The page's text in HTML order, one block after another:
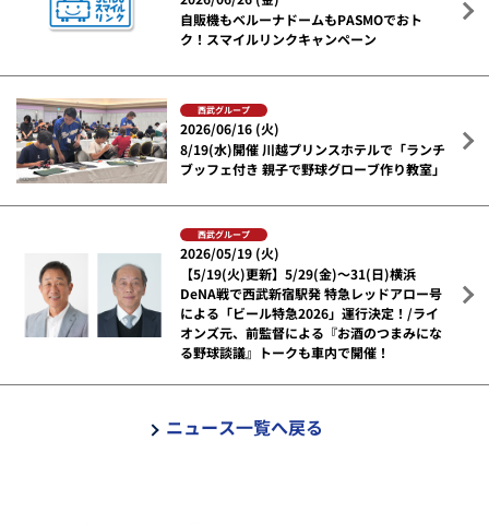
自販機もベルーナドームもPASMOでおト
ク！スマイルリンクキャンペーン
西武グループ
2026/06/16 (火)
8/19(水)開催 川越プリンスホテルで「ランチ
ブッフェ付き 親子で野球グローブ作り教室」
西武グループ
2026/05/19 (火)
【5/19(火)更新】5/29(金)～31(日)横浜
DeNA戦で西武新宿駅発 特急レッドアロー号
による「ビール特急2026」運行決定！/ライ
オンズ元、前監督による『お酒のつまみにな
る野球談議』トークも車内で開催！
ニュース一覧へ戻る